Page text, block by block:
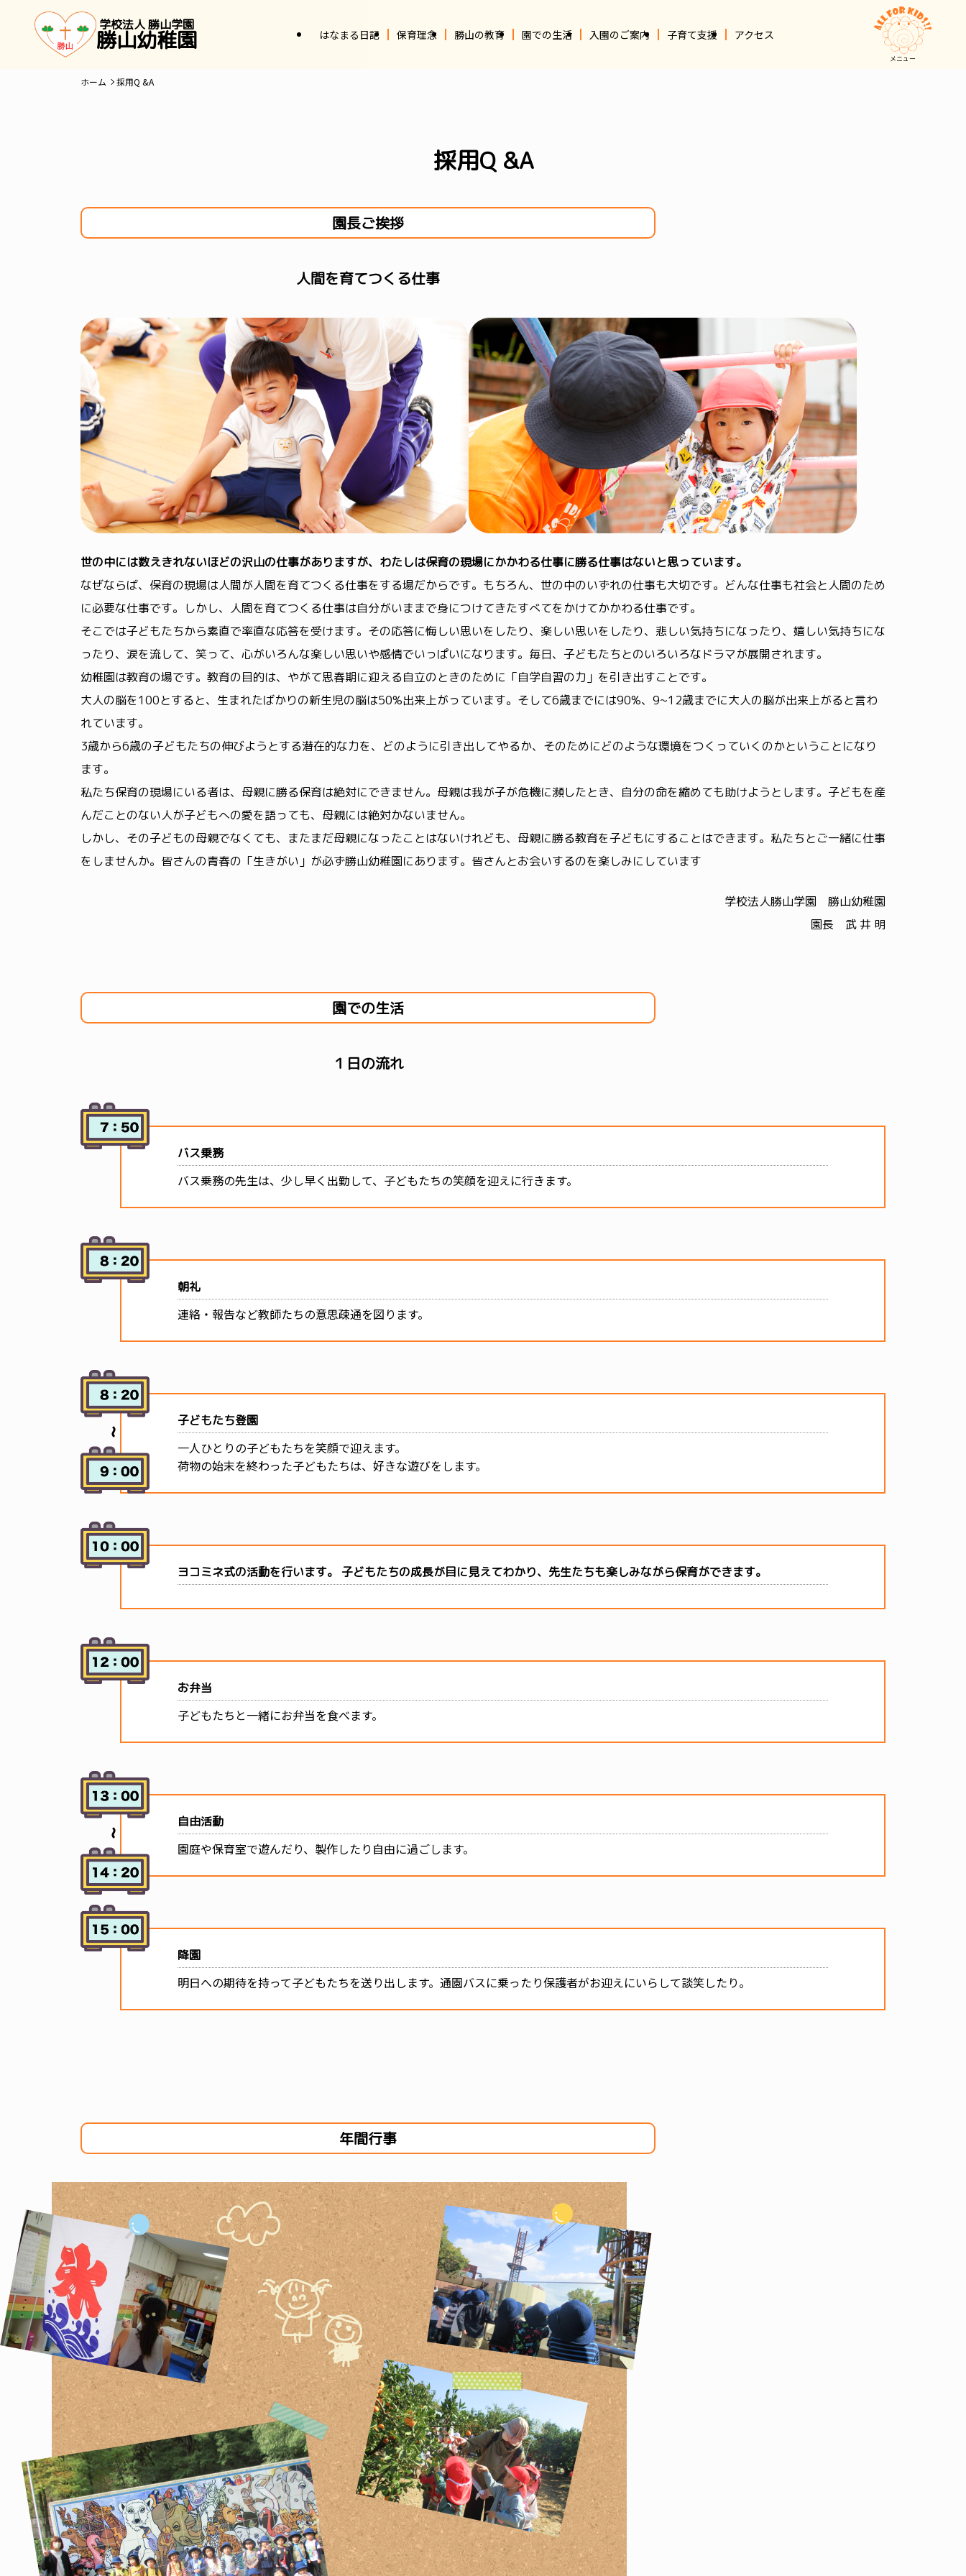
学校法人 勝山学園
勝山幼稚園 はなまる日記 保育理念 勝山の教育 園での生活 入園のご案内 子育て支援 アクセス
メニュー
ホーム 採用Q &A
採用Q &A
園長ご挨拶
人間を育てつくる仕事
世の中には数えきれないほどの沢山の仕事がありますが、わたしは保育の現場にかかわる仕事に勝る仕事はないと思っています。
なぜならば、保育の現場は人間が人間を育てつくる仕事をする場だからです。もちろん、世の中のいずれの仕事も大切です。どんな仕事も社会と人間のため
に必要な仕事です。しかし、人間を育てつくる仕事は自分がいままで身につけてきたすべてをかけてかかわる仕事です。
そこでは子どもたちから素直で率直な応答を受けます。その応答に悔しい思いをしたり、楽しい思いをしたり、悲しい気持ちになったり、嬉しい気持ちにな
ったり、涙を流して、笑って、心がいろんな楽しい思いや感情でいっぱいになります。毎日、子どもたちとのいろいろなドラマが展開されます。
幼稚園は教育の場です。教育の目的は、やがて思春期に迎える自立のときのために「自学自習の力」を引き出すことです。
大人の脳を100とすると、生まれたばかりの新生児の脳は50%出来上がっています。そして6歳までには90%、9~12歳までに大人の脳が出来上がると言わ
れています。
3歳から6歳の子どもたちの伸びようとする潜在的な力を、どのように引き出してやるか、そのためにどのような環境をつくっていくのかということになり
ます。
私たち保育の現場にいる者は、母親に勝る保育は絶対にできません。母親は我が子が危機に瀕したとき、自分の命を縮めても助けようとします。子どもを産
んだことのない人が子どもへの愛を語っても、母親には絶対かないません。
しかし、その子どもの母親でなくても、またまだ母親になったことはないけれども、母親に勝る教育を子どもにすることはできます。私たちとご一緒に仕事
をしませんか。皆さんの青春の「生きがい」が必ず勝山幼稚園にあります。皆さんとお会いするのを楽しみにしています
学校法人勝山学園 勝山幼稚園
園長 武 井 明
園での生活
１日の流れ
バス乗務
バス乗務の先生は、少し早く出勤して、子どもたちの笑顔を迎えに行きます。
朝礼
連絡・報告など教師たちの意思疎通を図ります。
子どもたち登園
一人ひとりの子どもたちを笑顔で迎えます。
荷物の始末を終わった子どもたちは、好きな遊びをします。
ヨコミネ式の活動を行います。 子どもたちの成長が目に見えてわかり、先生たちも楽しみながら保育ができます。
お弁当
子どもたちと一緒にお弁当を食べます。
自由活動
園庭や保育室で遊んだり、製作したり自由に過ごします。
降園
明日への期待を持って子どもたちを送り出します。通園バスに乗ったり保護者がお迎えにいらして談笑したり。
年間行事